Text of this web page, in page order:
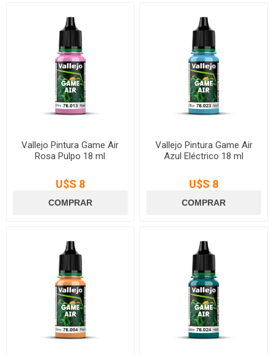
Vallejo Pintura Game Air
Rosa Pulpo 18 ml
U$S 8
Vallejo Pintura Game Air
Azul Eléctrico 18 ml
U$S 8